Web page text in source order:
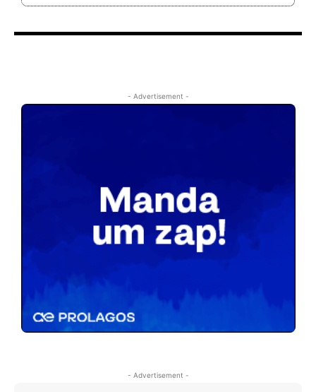
- Advertisement -
- Advertisement -